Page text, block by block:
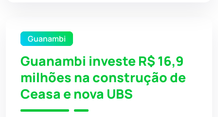
Guanambi
Guanambi investe R$ 16,9
milhões na construção de
Ceasa e nova UBS